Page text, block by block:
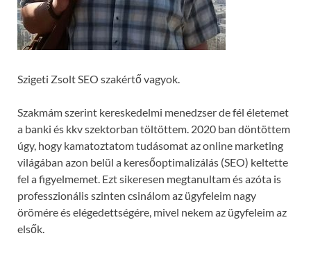
Szigeti Zsolt SEO szakértő vagyok.
Szakmám szerint kereskedelmi menedzser de fél életemet
a banki és kkv szektorban töltöttem. 2020 ban döntöttem
úgy, hogy kamatoztatom tudásomat az online marketing
világában azon belül a keresőoptimalizálás (SEO) keltette
fel a figyelmemet. Ezt sikeresen megtanultam és azóta is
professzionális szinten csinálom az ügyfeleim nagy
örömére és elégedettségére, mivel nekem az ügyfeleim az
elsők.